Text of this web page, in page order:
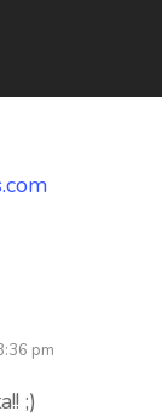
pm
;)